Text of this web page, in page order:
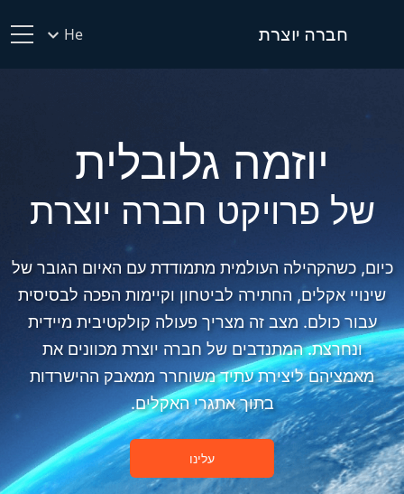
חברה יוצרת He
יוזמה גלובלית
של פרויקט חברה יוצרת
כיום, כשהקהילה העולמית מתמודדת עם האיום הגובר של
שינויי אקלים, החתירה לביטחון וקיימות הפכה לבסיסית
עבור כולם. מצב זה מצריך פעולה קולקטיבית מיידית
ונחרצת. המתנדבים של חברה יוצרת מכוונים את
מאמציהם ליצירת עתיד משוחרר ממאבק ההישרדות
בתוך אתגרי האקלים.
עלינו